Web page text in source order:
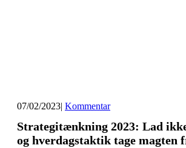
07/02/2023| Kommentar
Strategitænkning 2023: Lad
og hverdagstaktik tage magten